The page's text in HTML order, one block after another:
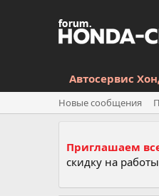
Автосервис
Новые сообщения
Приглашаем
скидку на работы